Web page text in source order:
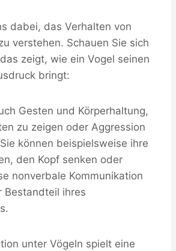
dabei, das Verhalten von
verstehen. Schauen Sie sich
zeigt, wie ein Vogel seinen
bringt:
Gesten und Körperhaltung,
zu zeigen oder Aggression
können beispielsweise ihre
den Kopf senken oder
nonverbale Kommunikation
Bestandteil ihres
unter Vögeln spielt eine